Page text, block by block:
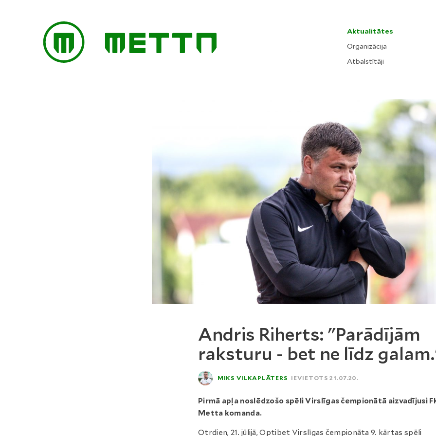
Aktualitātes
Organizācija
Atbalstītāji
Andris Riherts: "Parādījām
raksturu - bet ne līdz
MIKS VILKAPLĀTERS IEVIETOTS 21.07.20.
Pirmā apļa noslēdzošo spēli Virslīgas čempionātā aizvadījusi
Metta komanda.
Otrdien, 21. jūlijā, Optibet Virslīgas čempionāta 9. kārtas spēli